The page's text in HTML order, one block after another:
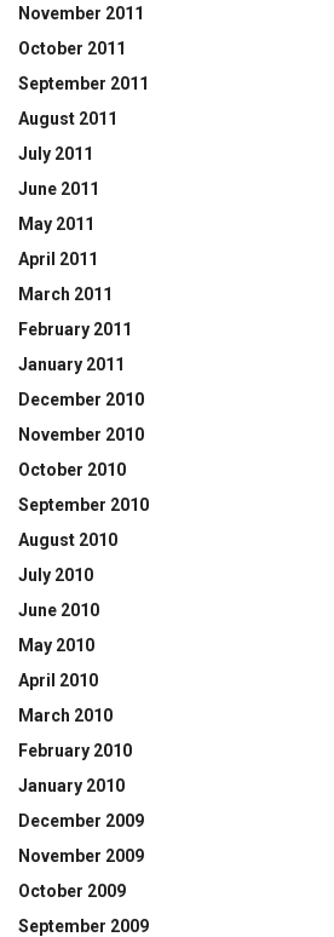
November 2011
October 2011
September 2011
August 2011
July 2011
June 2011
May 2011
April 2011
March 2011
February 2011
January 2011
December 2010
November 2010
October 2010
September 2010
August 2010
July 2010
June 2010
May 2010
April 2010
March 2010
February 2010
January 2010
December 2009
November 2009
October 2009
September 2009